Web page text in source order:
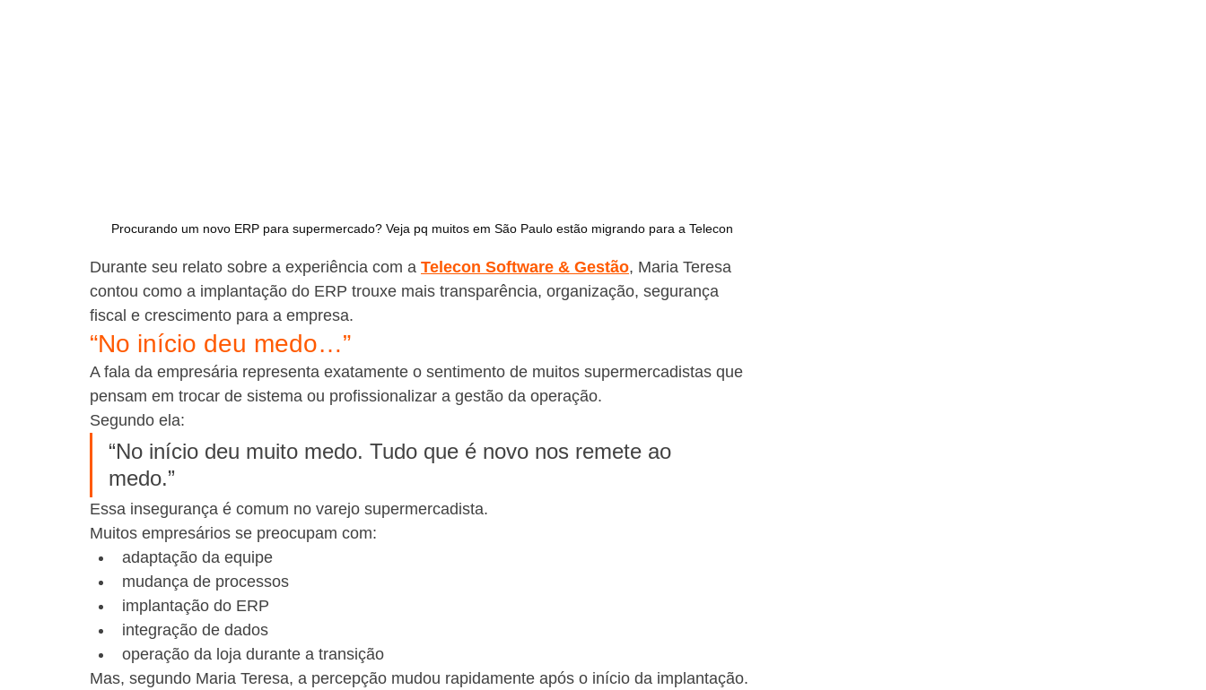
Procurando um novo ERP para supermercado? Veja pq muitos em São Paulo estão migrando para a Telecon
Durante seu relato sobre a experiência com a Telecon Software & Gestão, Maria Teresa
contou como a implantação do ERP trouxe mais transparência, organização, segurança
fiscal e crescimento para a empresa.
“No início deu medo…”
A fala da empresária representa exatamente o sentimento de muitos supermercadistas que
pensam em trocar de sistema ou profissionalizar a gestão da operação.
Segundo ela:
“No início deu muito medo. Tudo que é novo nos remete ao
medo.”
Essa insegurança é comum no varejo supermercadista.
Muitos empresários se preocupam com:
adaptação da equipe
mudança de processos
implantação do ERP
integração de dados
operação da loja durante a transição
Mas, segundo Maria Teresa, a percepção mudou rapidamente após o início da implantação.